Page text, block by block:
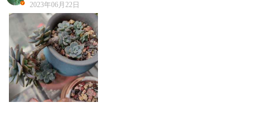
2023年06月22日